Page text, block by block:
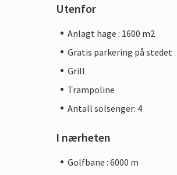
Utenfor
Anlagt hage : 1600 m2
Gratis parkering på stedet
Grill
Trampoline
Antall solsenger: 4
I nærheten
Golfbane : 6000 m